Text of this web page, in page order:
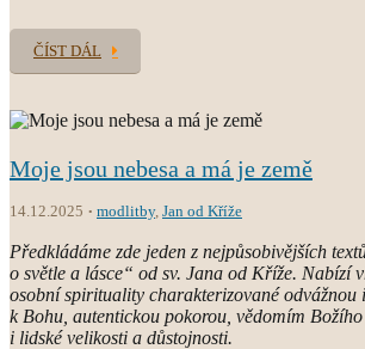
ČÍST DÁL
Moje jsou nebesa a má je země
14.12.2025 modlitby, Jan od Kříže
Předkládáme zde jeden z nejpůsobivějších
o světle a lásce“ od sv. Jana od Kříže. Nabízí
osobní spirituality charakterizované odvážnou
k Bohu, autentickou pokorou, vědomím
i lidské velikosti a důstojnosti.